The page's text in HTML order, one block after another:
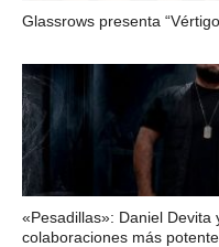
Glassrows presenta
«Pesadillas»: Daniel Devita
colaboraciones más